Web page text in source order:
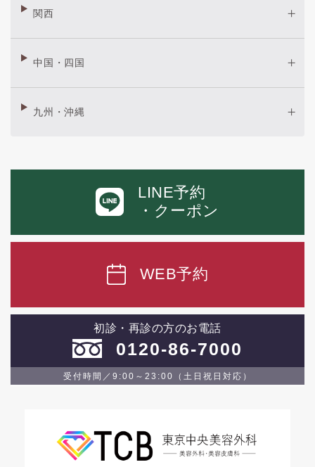
関西
中国・四国
九州・沖縄
LINE予約
・クーポン
WEB予約
初診・再診の方のお電話
0120-86-7000
受付時間／9:00～23:00（土日祝日対応）